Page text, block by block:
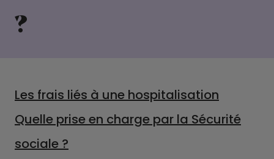
?
Les frais liés à une hospitalisation
Quelle prise en charge par la Sécurité
sociale ?